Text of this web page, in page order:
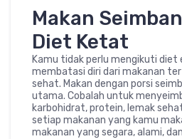
Makan
Diet Ketat
Kamu tidak perlu mengikuti
membatasi diri dari makanan
sehat. Makan dengan porsi
utama. Cobalah untuk
karbohidrat, protein, lemak
setiap makanan yang kamu
makanan yang segara, alami,